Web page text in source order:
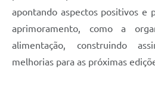
apontando aspectos positivos e
aprimoramento, como a
alimentação, construindo
melhorias para as próximas